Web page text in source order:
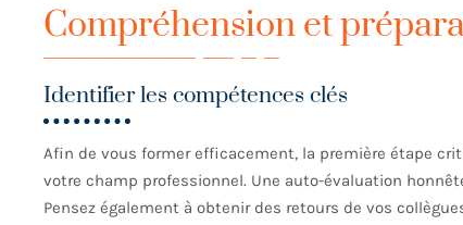
Compréhension et
Identifier les compétences clés
Afin de vous former efficacement, la première étape
votre champ professionnel. Une auto-évaluation
Pensez également à obtenir des retours de vos